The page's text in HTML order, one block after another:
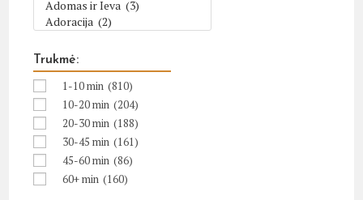
Trukmė:
1-10 min (810)
10-20 min (204)
20-30 min (188)
30-45 min (161)
45-60 min (86)
60+ min (160)